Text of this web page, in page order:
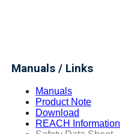
Manuals / Links
Manuals
Product Note
Download
REACH Information